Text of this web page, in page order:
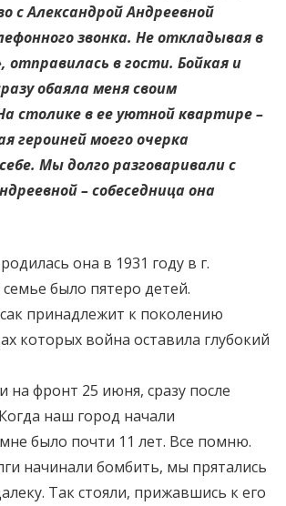
с Александрой Андреевной
звонка. Не откладывая в
отправилась в гости. Бойкая и
обаяла меня своим
столике в ее уютной квартире –
героиней моего очерка
Мы долго разговаривали с
– собеседница она
она в 1931 году в г.
было пятеро детей.
принадлежит к поколению
которых война оставила глубокий
на фронт 25 июня, сразу после
наш город начали
было почти 11 лет. Все помню.
начинали бомбить, мы прятались
Так стояли, прижавшись к его